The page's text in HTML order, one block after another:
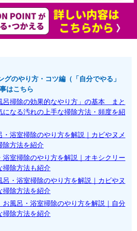
グのやり方・コツ編（「自分でやる」
はこちら
呂掃除の効果的なやり方」の基本 まと
になる汚れの上手な掃除方法・頻度を紹
・浴室掃除のやり方を解説｜カビやヌメ
除方法を紹介
浴室掃除のやり方を解説｜オキシクリー
掃除方法も紹介
呂・浴室掃除のやり方を解説｜カビやヌ
掃除方法を紹介
お風呂・浴室掃除のやり方を解説｜自分
掃除方法を紹介